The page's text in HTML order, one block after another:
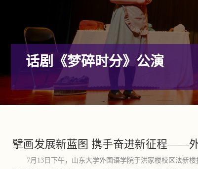
话剧《梦碎时分》公演
擘画发展新蓝图 携手奋进新征程——
7月13日下午，山东大学外国语学院于洪家楼校区法新